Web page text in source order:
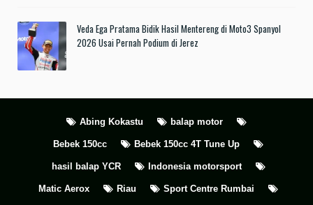
Veda Ega Pratama Bidik Hasil Mentereng di Moto3 Spanyol
2026 Usai Pernah Podium di Jerez
Abing Kokastu balap motor
Bebek 150cc Bebek 150cc 4T Tune Up
hasil balap YCR Indonesia motorsport
Matic Aerox Riau Sport Centre Rumbai